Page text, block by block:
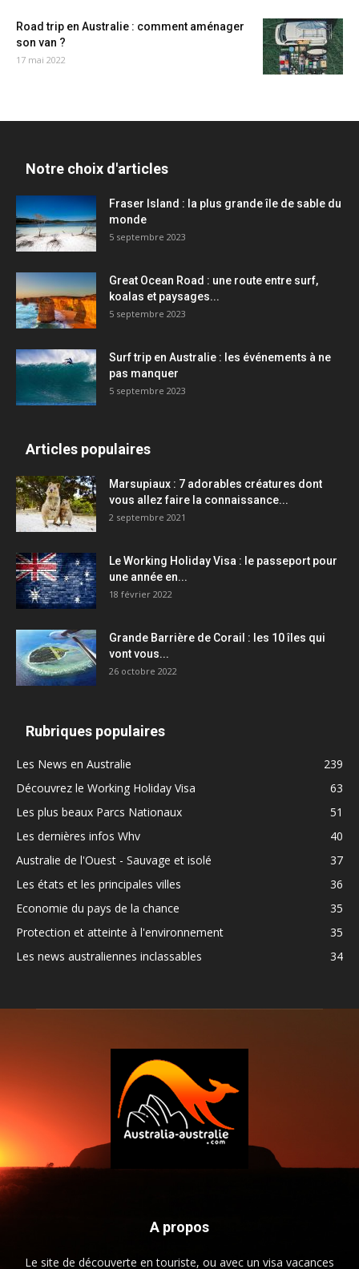
Road trip en Australie : comment aménager
son van ?
17 mai 2022
Notre choix d'articles
Fraser Island : la plus grande île de sable du
monde
5 septembre 2023
Great Ocean Road : une route entre surf,
koalas et paysages...
5 septembre 2023
Surf trip en Australie : les événements à ne
pas manquer
5 septembre 2023
Articles populaires
Marsupiaux : 7 adorables créatures dont
vous allez faire la connaissance...
2 septembre 2021
Le Working Holiday Visa : le passeport pour
une année en...
18 février 2022
Grande Barrière de Corail : les 10 îles qui
vont vous...
26 octobre 2022
Rubriques populaires
Les News en Australie
239
Découvrez le Working Holiday Visa
63
Les plus beaux Parcs Nationaux
51
Les dernières infos Whv
40
Australie de l'Ouest - Sauvage et isolé
37
Les états et les principales villes
36
Economie du pays de la chance
35
Protection et atteinte à l'environnement
35
Les news australiennes inclassables
34
A propos
Le site de découverte en touriste, ou avec un visa vacances